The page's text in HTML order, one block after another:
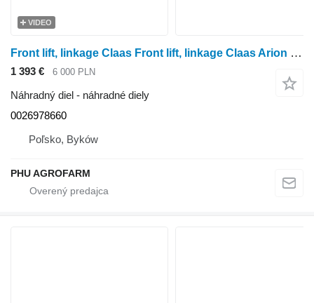
VIDEO
Front lift, linkage Claas Front lift, linkage Claas Arion 620 0026978660 na kolesového traktora Claas Arion 620
1 393 € 6 000 PLN
Náhradný diel - náhradné diely
0026978660
Poľsko, Byków
PHU AGROFARM